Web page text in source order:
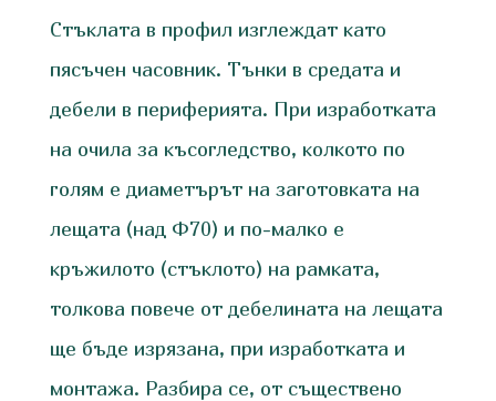
Стъклата в профил изглеждат като
пясъчен часовник. Тънки в средата и
дебели в периферията. При изработката
на очила за късогледство, колкото по
голям е диаметърът на заготовката на
лещата (над Ф70) и по-малко е
кръжилото (стъклото) на рамката,
толкова повече от дебелината на лещата
ще бъде изрязана, при изработката и
монтажа. Разбира се, от съществено